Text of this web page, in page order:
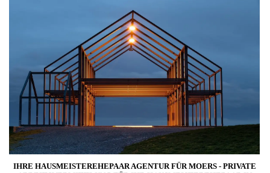
IHRE HAUSMEISTEREHEPAAR AGENTUR FÜR MOERS - PRIVATE